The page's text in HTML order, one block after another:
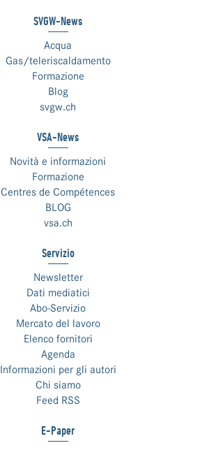
SVGW-News
Acqua
Gas/teleriscaldamento
Formazione
Blog
svgw.ch
VSA-News
Novità e informazioni
Formazione
Centres de Compétences
BLOG
vsa.ch
Servizio
Newsletter
Dati mediatici
Abo-Servizio
Mercato del lavoro
Elenco fornitori
Agenda
Informazioni per gli autori
Chi siamo
Feed RSS
E-Paper